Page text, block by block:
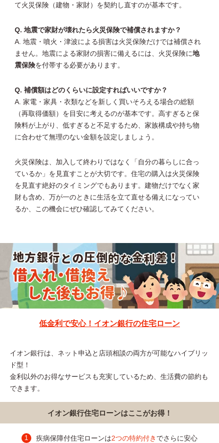
て火災保険（建物・家財）を契約し直すのが基本です。
Q. 地震で家財が壊れたら火災保険で補償されますか？
A. 地震・噴火・津波による損害は火災保険だけでは補償され
ません。地震による家財の損害に備えるには、火災保険に地
震保険を付帯する必要があります。
Q. 補償額はどのくらいに設定すればいいですか？
A. 家電・家具・衣類などを新しく買いそろえる場合の総額
（再取得価額）を目安に考えるのが基本です。高すぎると保
険料が上がり、低すぎると不足するため、家族構成や持ち物
に合わせて無理のない金額を設定しましょう。
火災保険は、加入して終わりではなく「自分の暮らしに合っ
ているか」を見直すことが大切です。住宅の購入は火災保険
を見直す絶好のタイミングでもあります。建物だけでなく家
財も含め、万が一のときに生活を立て直せる備えになってい
るか、この機会にぜひ確認してみてください。
低金利で安心！イオン銀行の住宅ローン
イオン銀行は、ネット申込と店頭相談の両方が可能なハイブリッ
ド型！
金利以外のお得なサービスも充実しているため、生活費の節約も
できます。
イオン銀行住宅ローンはここがお得！
疾病保障付住宅ローンは2つの特約付き でさらに安心